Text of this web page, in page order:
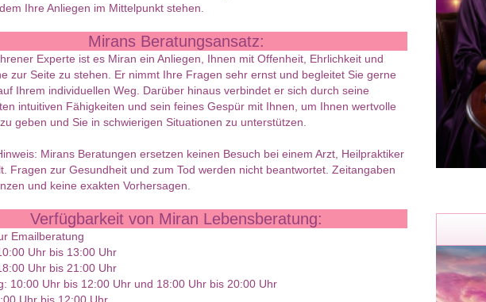
Ihre Anliegen im Mittelpunkt stehen.
Mirans Beratungsansatz:
Experte ist es Miran ein Anliegen, Ihnen mit Offenheit, Ehrlichkeit und
zur Seite zu stehen. Er nimmt Ihre Fragen sehr ernst und begleitet Sie gerne
Ihrem individuellen Weg. Darüber hinaus verbindet er sich durch seine
intuitiven Fähigkeiten und sein feines Gespür mit Ihnen, um Ihnen wertvolle
geben und Sie in schwierigen Situationen zu unterstützen.
Mirans Beratungen ersetzen keinen Besuch bei einem Arzt, Heilpraktiker
Fragen zur Gesundheit und zum Tod werden nicht beantwortet. Zeitangaben
und keine exakten Vorhersagen.
Verfügbarkeit von Miran Lebensberatung:
Emailberatung
Uhr bis 13:00 Uhr
Uhr bis 21:00 Uhr
10:00 Uhr bis 12:00 Uhr und 18:00 Uhr bis 20:00 Uhr